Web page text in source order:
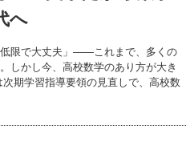
へ
低限で大丈夫」――これまで、多くの
しかし今、高校数学のあり方が大き
期学習指導要領の見直しで、高校数